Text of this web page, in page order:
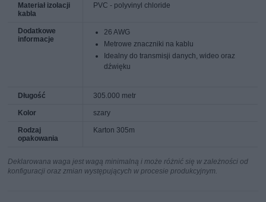
Materiał izolacji
kabla
PVC - polyvinyl chloride
Dodatkowe
informacje
26 AWG
Metrowe znaczniki na kablu
Idealny do transmisji danych, wideo oraz
dźwięku
Długość 305.000 metr
Kolor szary
Rodzaj
opakowania
Karton 305m
Deklarowana waga jest wagą minimalną i może różnić się w zależności od
konfiguracji oraz zmian występujących w procesie produkcyjnym.